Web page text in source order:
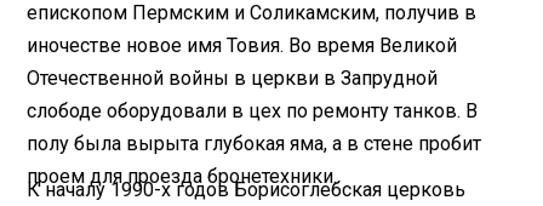
епископом Пермским и Соликамским, получив в
иночестве новое имя Товия. Во время Великой
Отечественной войны в церкви в Запрудной
слободе оборудовали в цех по ремонту танков. В
полу была вырыта глубокая яма, а в стене пробит
проем для проезда бронетехники.
К началу 1990-х годов Борисоглебская церковь